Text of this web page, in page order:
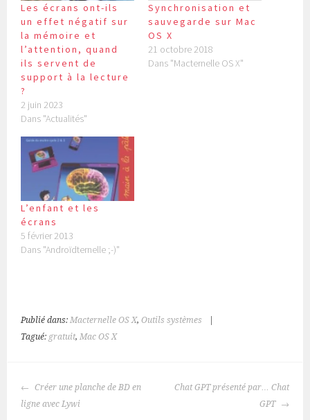
Les écrans ont-ils
un effet négatif sur
la mémoire et
l’attention, quand
ils servent de
support à la lecture
?
2 juin 2023
Dans "Actualités"
Synchronisation et
sauvegarde sur Mac
OS X
21 octobre 2018
Dans "Macternelle OS X"
L’enfant et les
écrans
5 février 2013
Dans "Androïdternelle ;-)"
Publié dans:Macternelle OS X,Outils systèmes
Tagué: gratuit,Mac OS X
NAVIGATION
DES
Créer une planche de BD en
ligne avec Lywi
Chat GPT présenté par… Chat
GPT